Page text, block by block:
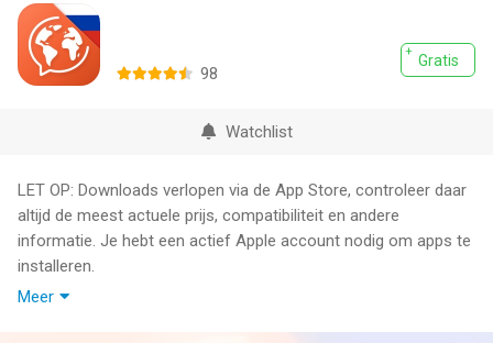
Gratis
98
Watchlist
LET OP: Downloads verlopen via de App Store, controleer daar
altijd de meest actuele prijs, compatibiliteit en andere
informatie. Je hebt een actief Apple account nodig om apps te
installeren.
Meer